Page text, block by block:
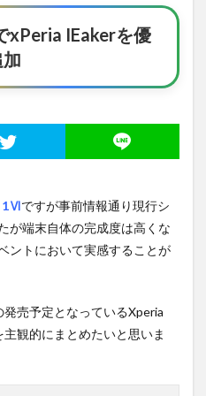
xPeria IEakerを優
1Ⅵですが事前情報通り現行シ
が端末自体の完成度は高くな
ントにおいて実感することが
売予定となっているXperia
観的にまとめたいと思いま